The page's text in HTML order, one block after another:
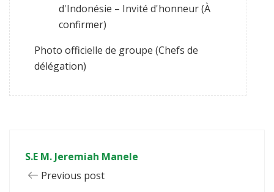
d'Indonésie – Invité d'honneur (À
confirmer)
Photo officielle de groupe (Chefs de
délégation)
S.E M. Jeremiah Manele
Previous post